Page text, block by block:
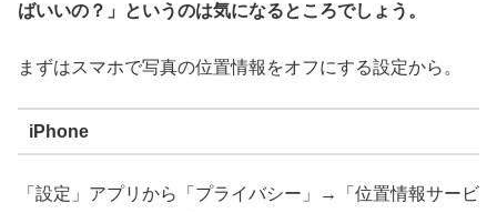
ばいいの？」というのは気になるところでしょう。
まずはスマホで写真の位置情報をオフにする設定から。
iPhone
「設定」アプリから「プライバシー」→「位置情報サービ